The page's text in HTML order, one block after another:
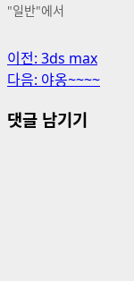
"일반"에서
게
시
물
이전: 3ds max
다음: 야옹~~~~
댓글 남기기